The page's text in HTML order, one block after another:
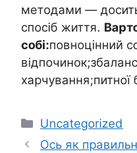
методами — досить
спосіб життя.
собі:повноцінний
харчування;питної
Категорії
Uncategorized
Ось як